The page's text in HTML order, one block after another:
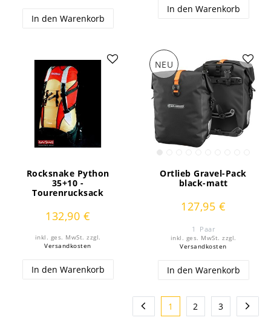
In den Warenkorb
In den Warenkorb
Rocksnake Python
35+10 -
Tourenrucksack
132,90 €
inkl. ges. MwSt. zzgl.
Versandkosten
In den Warenkorb
NEU
Ortlieb Gravel-Pack
black-matt
127,95 €
1 Paar
inkl. ges. MwSt. zzgl.
Versandkosten
In den Warenkorb
1 2 3